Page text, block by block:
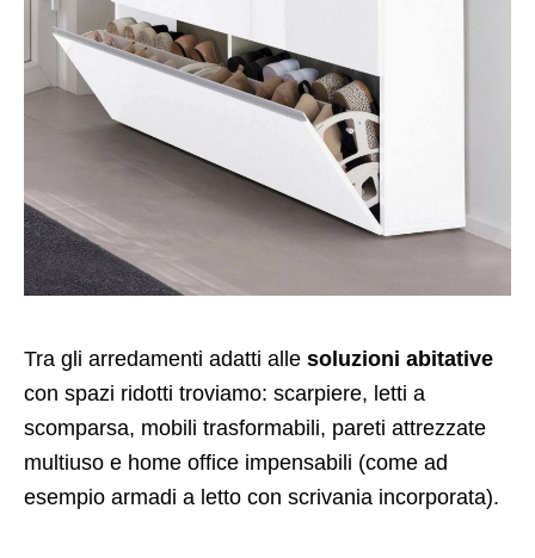
Tra gli arredamenti adatti alle soluzioni abitative
con spazi ridotti troviamo: scarpiere, letti a
scomparsa, mobili trasformabili, pareti attrezzate
multiuso e home office impensabili (come ad
esempio armadi a letto con scrivania incorporata).